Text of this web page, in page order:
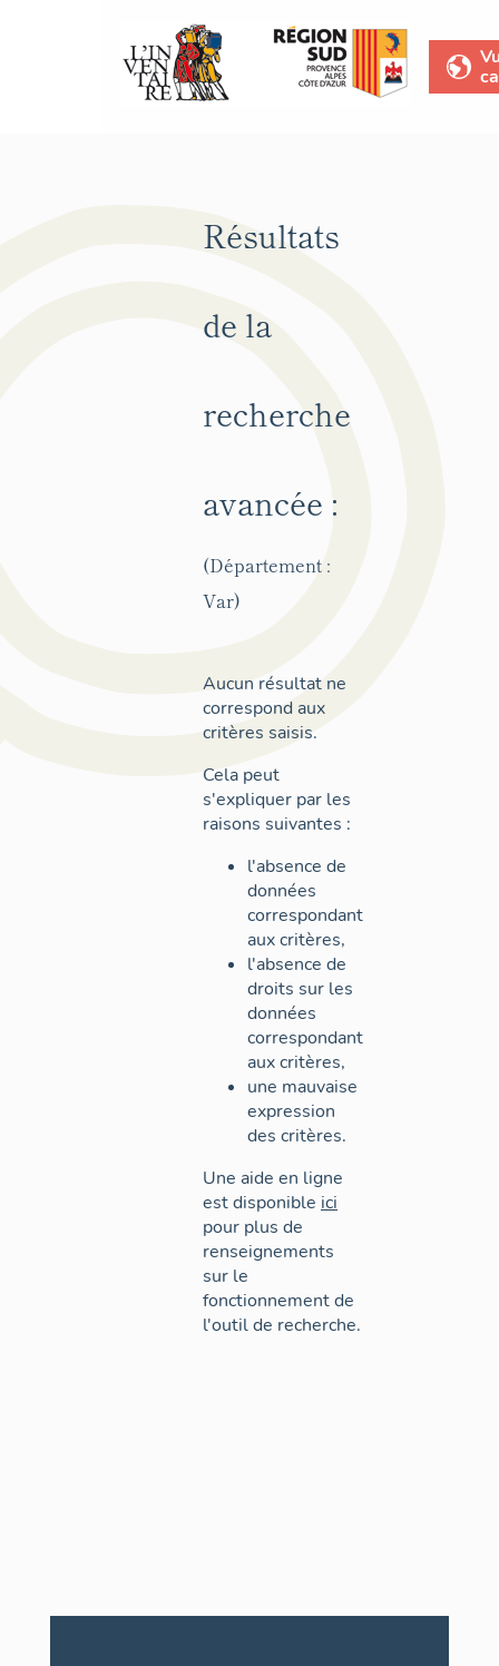
Résultats
de la
recherche
avancée :
(Département :
Var)
Aucun résultat ne
correspond aux
critères saisis.
Cela peut
s'expliquer par les
raisons suivantes :
l'absence de
données
correspondant
aux critères,
l'absence de
droits sur les
données
correspondant
aux critères,
une mauvaise
expression
des critères.
Une aide en ligne
est disponible ici
pour plus de
renseignements
sur le
fonctionnement de
l'outil de recherche.